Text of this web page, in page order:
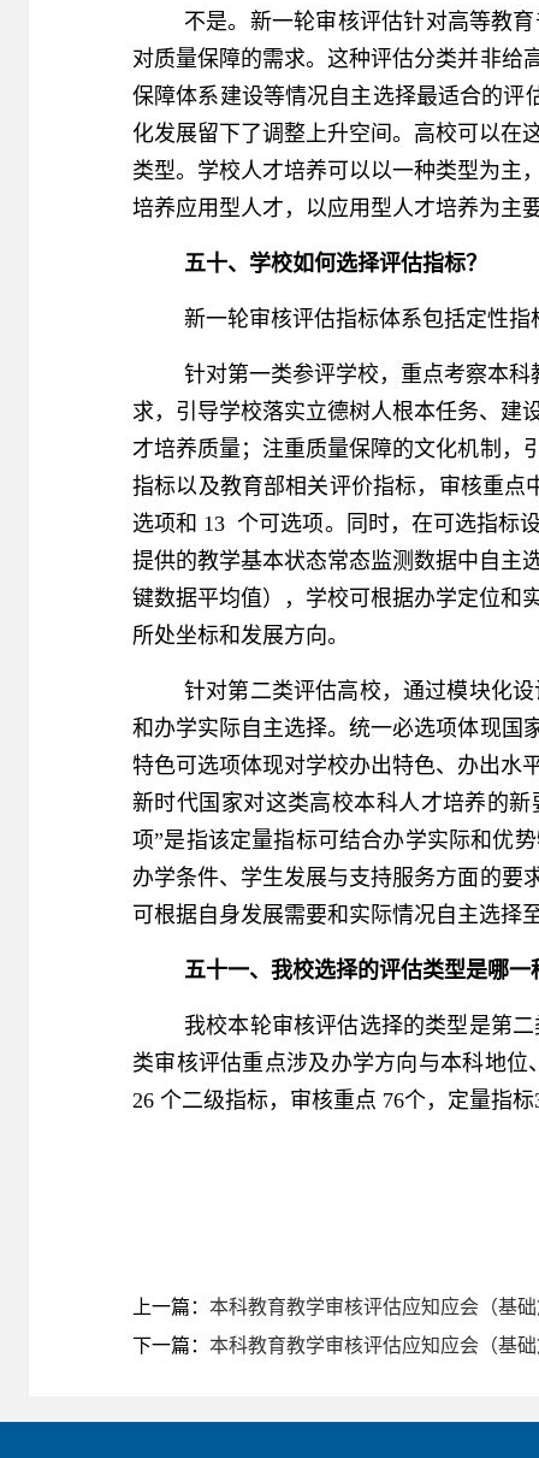
不是。新一轮审核评估针对高等教
对质量保障的需求。这种评估分类并非给
保障体系建设等情况自主选择最适合的
化发展留下了调整上升空间。高校可以在
类型。学校人才培养可以以一种类型为主
培养应用型人才，以应用型人才培养为主
五十、学校如何选择评估指标？
新一轮审核评估指标体系包括定性
针对第一类参评学校，重点考察本
求，引导学校落实立德树人根本任务、建
才培养质量；注重质量保障的文化机制，
指标以及教育部相关评价指标，审核重
选项和 13 个可选项。同时，在可选指标
提供的教学基本状态常态监测数据中自主
键数据平均值），学校可根据办学定位和
所处坐标和发展方向。
针对第二类评估高校，通过模块化
和办学实际自主选择。统一必选项体现国
特色可选项体现对学校办出特色、办出水
新时代国家对这类高校本科人才培养的
项”是指该定量指标可结合办学实际和优
办学条件、学生发展与支持服务方面的要
可根据自身发展需要和实际情况自主选择
五十一、我校选择的评估类型是哪一
我校本轮审核评估选择的类型是第
类审核评估重点涉及办学方向与本科地
26 个二级指标，审核重点 76个，定量指标
上一篇： 本科教育教学审核评估应知应会（基
下一篇： 本科教育教学审核评估应知应会（基